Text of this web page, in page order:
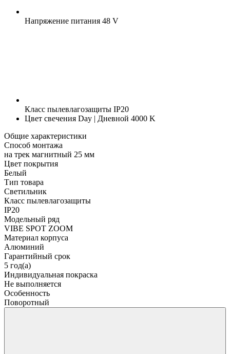
Напряжение питания 48 V
Класс пылевлагозащиты IP20
Цвет свечения Day | Дневной 4000 K
Общие характеристики
Способ монтажа
на трек магнитный 25 мм
Цвет покрытия
Белый
Тип товара
Светильник
Класс пылевлагозащиты
IP20
Модельный ряд
VIBE SPOT ZOOM
Материал корпуса
Алюминий
Гарантийный срок
5 год(а)
Индивидуальная покраска
Не выполняется
Особенность
Поворотный